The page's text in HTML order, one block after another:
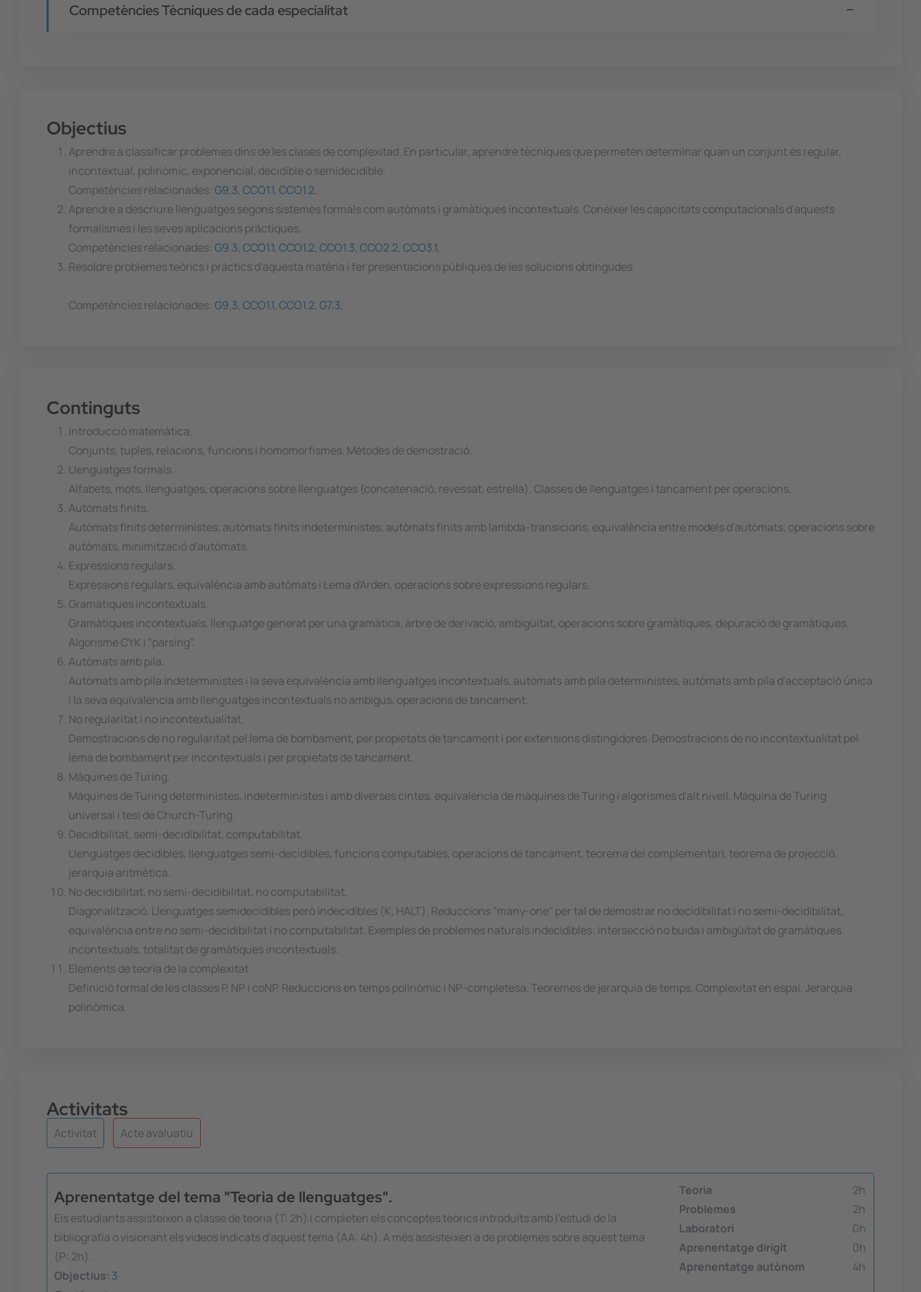
Competències Tècniques de cada especialitat
Objectius
Aprendre a classificar problemes dins de les clases de complexitad. En particular, aprendre tècniques que permeten determinar quan un conjunt és regular,
incontextual, polinòmic, exponencial, decidible o semidecidible.
Competències relacionades: G9.3, CCO1.1, CCO1.2,
Aprendre a descriure llenguatges segons sistemes formals com autòmats i gramàtiques incontextuals. Conéixer les capacitats computacionals d'aquests
formalismes i les seves aplicacions pràctiques.
Competències relacionades: G9.3, CCO1.1, CCO1.2, CCO1.3, CCO2.2, CCO3.1,
Resoldre problemes teòrics i pràctics d'aquesta matèria i fer presentacions públiques de les solucions obtingudes.
Competències relacionades: G9.3, CCO1.1, CCO1.2, G7.3,
Continguts
Introducció matemàtica.
Conjunts, tuples, relacions, funcions i homomorfismes. Mètodes de demostració.
Llenguatges formals.
Alfabets, mots, llenguatges, operacions sobre llenguatges (concatenació, revessat, estrella). Classes de llenguatges i tancament per operacions.
Autòmats finits.
Autòmats finits deterministes, autòmats finits indeterministes, autòmats finits amb lambda-transicions, equivalència entre models d'autòmats, operacions sobre
autòmats, minimització d'autòmats.
Expressions regulars.
Expressions regulars, equivalència amb autòmats i Lema d'Arden, operacions sobre expressions regulars.
Gramàtiques incontextuals.
Gramàtiques incontextuals, llenguatge generat per una gramàtica, àrbre de derivació, ambigüitat, operacions sobre gramàtiques, depuració de gramàtiques.
Algorisme CYK i "parsing".
Autòmats amb pila.
Autòmats amb pila indeterministes i la seva equivalència amb llenguatges incontextuals, autòmats amb pila deterministes, autòmats amb pila d'acceptació única
i la seva equivalència amb llenguatges incontextuals no ambigus, operacions de tancament.
No regularitat i no incontextualitat.
Demostracions de no regularitat pel lema de bombament, per propietats de tancament i per extensions distingidores. Demostracions de no incontextualitat pel
lema de bombament per incontextuals i per propietats de tancament.
Màquines de Turing.
Màquines de Turing deterministes, indeterministes i amb diverses cintes, equivalència de màquines de Turing i algorismes d'alt nivell. Màquina de Turing
universal i tesi de Church-Turing.
Decidibilitat, semi-decidibilitat, computabilitat.
Llenguatges decidibles, llenguatges semi-decidibles, funcions computables, operacions de tancament, teorema del complementari, teorema de projecció,
jerarquia aritmètica.
No decidibilitat, no semi-decidibilitat, no computabilitat.
Diagonalització. Llenguatges semidecidibles però indecidibles (K, HALT). Reduccions "many-one" per tal de demostrar no decidibilitat i no semi-decidibilitat,
equivalència entre no semi-decidibilitat i no computabilitat. Exemples de problemes naturals indecidibles: intersecció no buida i ambigüitat de gramàtiques
incontextuals, totalitat de gramàtiques incontextuals.
Elements de teoria de la complexitat
Definició formal de les classes P, NP i coNP. Reduccions en temps polinòmic i NP-completesa. Teoremes de jerarquia de temps. Complexitat en espai. Jerarquia
polinòmica.
Activitats
Activitat Acte avaluatiu
Aprenentatge del tema "Teoria de llenguatges".
Els estudiants assisteixen a classe de teoria (T: 2h) i completen els conceptes teòrics introduïts amb l'estudi de la
bibliografia o visionant els vídeos indicats d'aquest tema (AA: 4h). A més assisteixen a de problemes sobre aquest tema
(P: 2h).
Objectius: 3
Teoria
2h
Problemes
2h
Laboratori
0h
Aprenentatge dirigit
0h
Aprenentatge autònom
4h